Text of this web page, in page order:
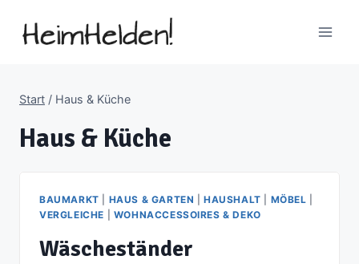
Inhalt
Start / Haus & Küche
Haus & Küche
BAUMARKT HAUS & GARTEN |HAUSHALT MÖBEL
VERGLEICHE
WOHNACCESSOIRES & DEKO
Wäscheständer